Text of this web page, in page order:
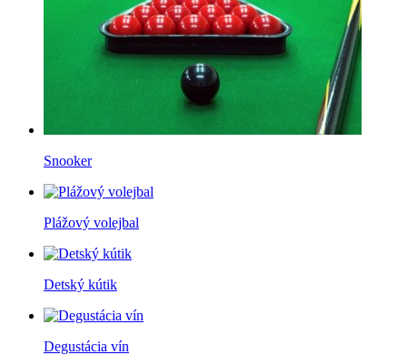
Snooker
Plážový volejbal
Detský kútik
Degustácia vín